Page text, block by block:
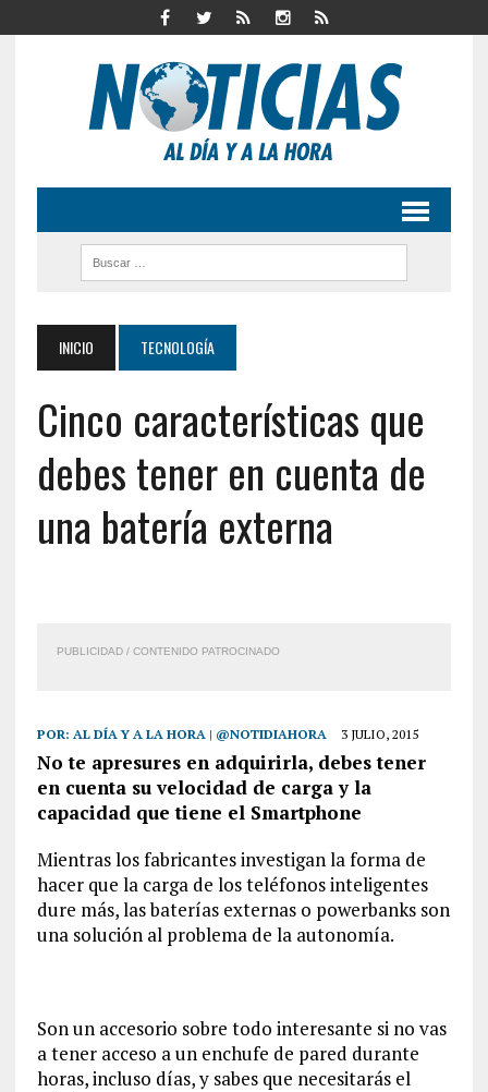
INICIO TECNOLOGÍA
Cinco características que
debes tener en cuenta de
una batería externa
PUBLICIDAD / CONTENIDO PATROCINADO
POR: AL DÍA Y A LA HORA | @NOTIDIAHORA 3 JULIO, 2015
No te apresures en adquirirla, debes tener
en cuenta su velocidad de carga y la
capacidad que tiene el Smartphone
Mientras los fabricantes investigan la forma de
hacer que la carga de los teléfonos inteligentes
dure más, las baterías externas o powerbanks son
una solución al problema de la autonomía.
Son un accesorio sobre todo interesante si no vas
a tener acceso a un enchufe de pared durante
horas, incluso días, y sabes que necesitarás el